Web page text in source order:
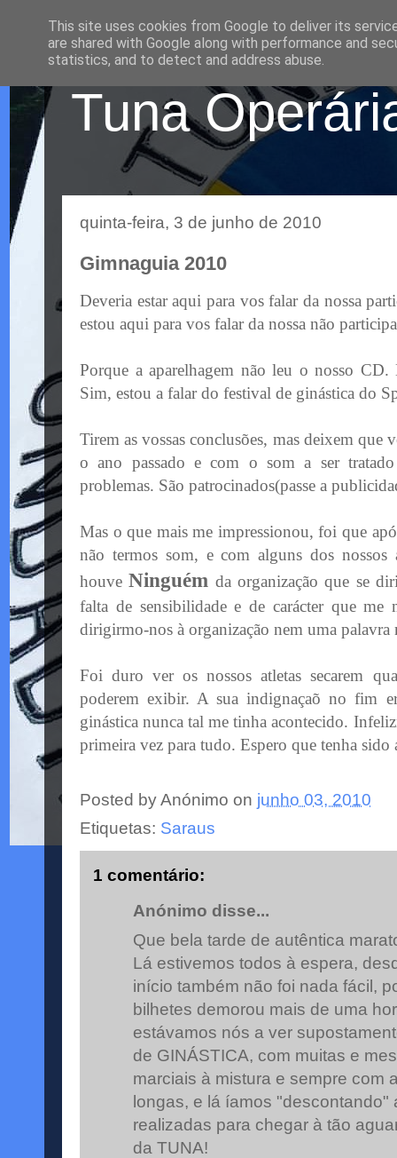
Tuna
quinta-feira, 3 de junho de 2010
Gimnaguia 2010
Deveria estar aqui para vos falar da nossa
estou aqui para vos falar da nossa não
Porque a aparelhagem não leu o nosso
Sim, estou a falar do festival de ginástica do
Tirem as vossas conclusões, mas deixem que
o ano passado e com o som a ser
problemas. São patrocinados(passe a
Mas o que mais me impressionou, foi que
não termos som, e com alguns dos nossos
houve Ninguém da organização que se
falta de sensibilidade e de carácterque me
dirigirmo-nos à organização nem uma
Foi duro ver os nossos atletas secarem
poderem exibir. A sua indignaçaõ no fim
ginástica nunca tal me tinha acontecido.
primeira vez para tudo. Espero que tenha sido
Posted byAnónimo on junho 03, 2010
Etiquetas: Saraus
1 comentário:
Anónimo disse...
Que bela tarde de autêntica
Lá estivemos todos à espera,
início também não foi nada fácil,
bilhetes demorou mais de uma
estávamos nós a ver
de GINÁSTICA, com muitas e
marciais à mistura e sempre com
longas, e lá íamos "descontando"
realizadas para chegar à tão
da TUNA!
This site uses cookies from Google to deliver its
are shared with Google along with performance and
statistics, and to detect and address abuse.